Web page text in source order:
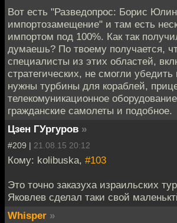
Вот есть "Разведопрос: Борис
импортозамещение" и там есть
импортом под 100%. Как так
думаешь? По твоему получается,
специалисты из этих областей,
стратегических, не смогли убедить
нужны турбины для кораблей,
телекомуникационное
гражданские самолеты и подобное.
Цзен ГУргуров »
#209 | 21.08.15 20:12
Кому: kolibuska, #103
Это точно заказуха израильских
Яковлев сделал таки свой
Whisper »